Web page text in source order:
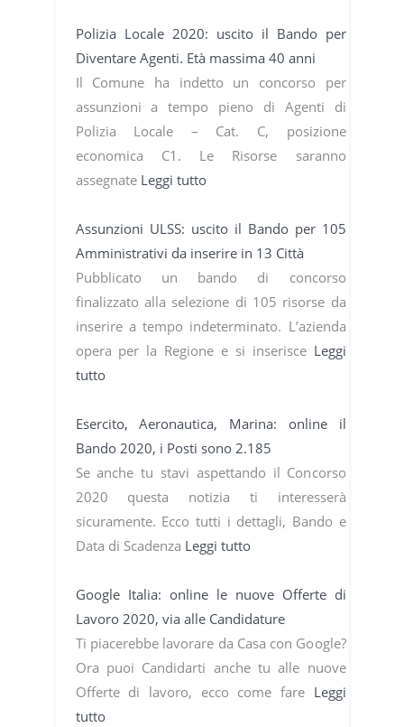
Polizia Locale 2020: uscito il Bando per
Diventare Agenti. Età massima 40 anni
Il Comune ha indetto un concorso per
assunzioni a tempo pieno di Agenti di
Polizia Locale – Cat. C, posizione
economica C1. Le Risorse saranno
assegnate Leggi tutto
Assunzioni ULSS: uscito il Bando per 105
Amministrativi da inserire in 13 Città
Pubblicato un bando di concorso
finalizzato alla selezione di 105 risorse da
inserire a tempo indeterminato. L’azienda
opera per la Regione e si inserisce Leggi
tutto
Esercito, Aeronautica, Marina: online il
Bando 2020, i Posti sono 2.185
Se anche tu stavi aspettando il Concorso
2020 questa notizia ti interesserà
sicuramente. Ecco tutti i dettagli, Bando e
Data di Scadenza Leggi tutto
Google Italia: online le nuove Offerte di
Lavoro 2020, via alle Candidature
Ti piacerebbe lavorare da Casa con Google?
Ora puoi Candidarti anche tu alle nuove
Offerte di lavoro, ecco come fare Leggi
tutto